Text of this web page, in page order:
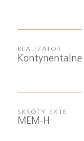
REALIZATOR
Kontynentalne
SKRÓTY EXTE
MEM-H